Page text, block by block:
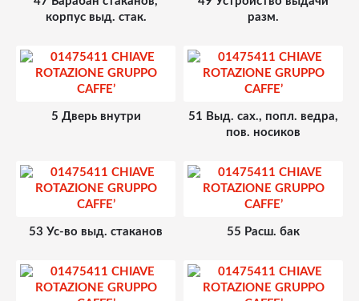
корпус выд. стак.
разм.
5 Дверь внутри
51 Выд. сах., попл. ведра,
пов. носиков
53 Ус-во выд. стаканов 55 Расш. бак